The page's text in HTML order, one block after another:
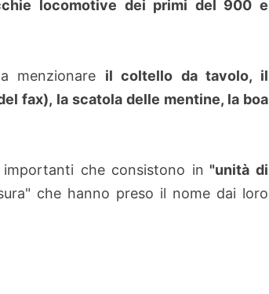
locomotive dei primi del 900 e
menzionare il coltello da tavolo, il
fax), la scatola delle mentine, la boa
che consistono in "unità di
che hanno preso il nome dai loro